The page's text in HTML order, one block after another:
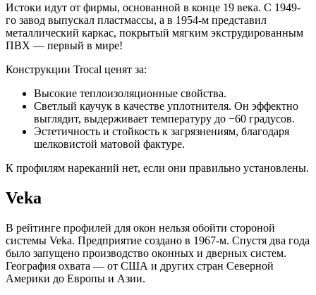
Истоки идут от фирмы, основанной в конце 19 века. С 1949-
го завод выпускал пластмассы, а в 1954-м представил
металлический каркас, покрытый мягким экструдированным
ПВХ — первый в мире!
Конструкции Trocal ценят за:
Высокие теплоизоляционные свойства.
Светлый каучук в качестве уплотнителя. Он эффектно
выглядит, выдерживает температуру до −60 градусов.
Эстетичность и стойкость к загрязнениям, благодаря
шелковистой матовой фактуре.
К профилям нареканий нет, если они правильно установлены.
Veka
В рейтинге профилей для окон нельзя обойти стороной
системы Veka. Предприятие создано в 1967-м. Спустя два года
было запущено производство оконных и дверных систем.
География охвата — от США и других стран Северной
Америки до Европы и Азии.